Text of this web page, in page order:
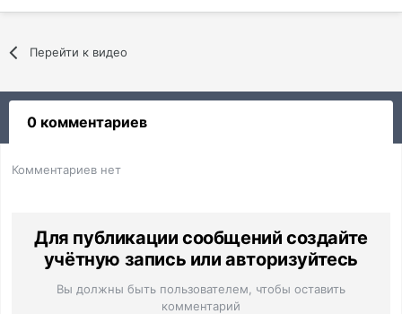
Перейти к видео
0 комментариев
Комментариев нет
Для публикации сообщений создайте
учётную запись или авторизуйтесь
Вы должны быть пользователем, чтобы оставить
комментарий